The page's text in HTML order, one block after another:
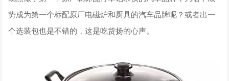
势成为第一个标配原厂电磁炉和厨具的汽车品牌呢？或者出一
个选装包也是不错的，这是吃货扬的心声。